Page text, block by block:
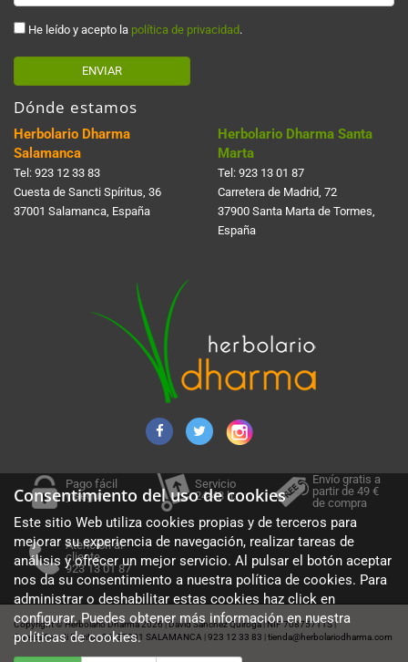
He leído y acepto la política de privacidad .
ENVIAR
Dónde estamos
Herbolario Dharma
Salamanca
Tel: 923 12 33 83
Cuesta de Sancti Spí­ritus, 36
37001 Salamanca, España
Herbolario Dharma Santa
Marta
Tel: 923 13 01 87
Carretera de Madrid, 72
37900 Santa Marta de Tormes,
España
Pago fácil
y seguro
Servicio
24-48 h.
Envío gratis a
partir de 49 €
de compra
Atención al
cliente
923 13 01 87
Copyright © Herbolario Dharma 2026 | David Sánchez Quiroga NIF 70875711S |
Cuesta Sancti Spiritus 36, 37001 SALAMANCA 923 12 33 83 tienda@herbolariodharma.com
Consentimiento del uso de cookies
Este sitio Web utiliza cookies propias y de terceros para
mejorar su experiencia de navegación, realizar tareas de
análisis y ofrecer un mejor servicio. Al pulsar el botón aceptar
nos da su consentimiento a nuestra política de cookies. Para
administrar o deshabilitar estas cookies haz click en
configurar. Puedes obtener más información en nuestra
políticas de cookies.